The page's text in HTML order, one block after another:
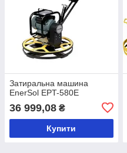
Затиральна машина
EnerSol EPT-580E
36 999,08 ₴
Купити